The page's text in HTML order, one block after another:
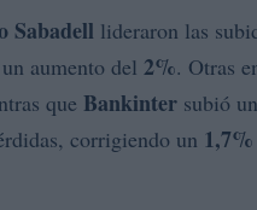
Sabadell lideraron las
aumento del 2%. Otras
que Bankinter subió un
corrigiendo un 1,7%